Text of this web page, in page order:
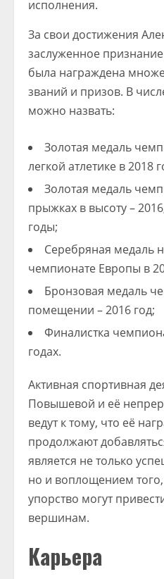
исполнения.
За свои достижения
заслуженное
была награждена
званий и призов. В
можно назвать:
Золотая медаль
легкой атлетике в 2018
Золотая медаль
прыжках в высоту –
годы;
Серебряная медаль
чемпионате Европы в
Бронзовая медаль
помещении – 2016 год;
Финалистка
годах.
Активная спортивная
Повышевой и её
ведут к тому, что её
продолжают
является не только
но и воплощением того,
упорство могут
вершинам.
Карьера